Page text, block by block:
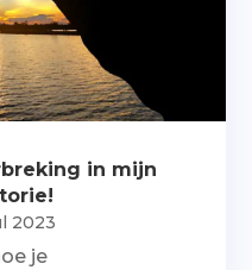
in mijn
2023
je